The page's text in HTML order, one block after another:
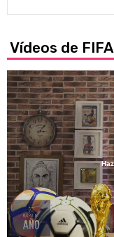
Vídeos de
Loaded:
6.75%